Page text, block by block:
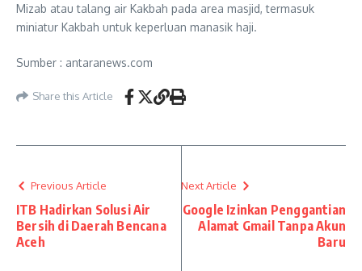
Mizab atau talang air Kakbah pada area masjid, termasuk
miniatur Kakbah untuk keperluan manasik haji.
Sumber : antaranews.com
Share this Article
Previous Article
ITB Hadirkan Solusi Air
Bersih di Daerah Bencana
Aceh
Next Article
Google Izinkan Penggantian
Alamat Gmail Tanpa Akun
Baru